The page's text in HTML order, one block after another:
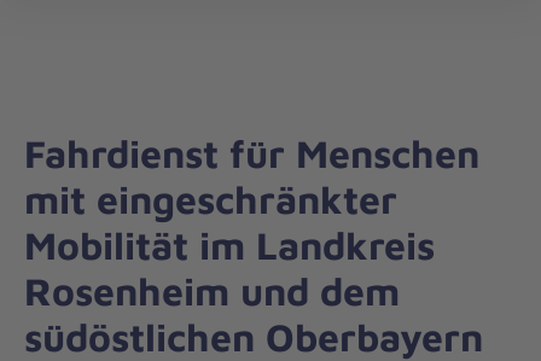
Fahrdienst für Menschen
mit eingeschränkter
Mobilität im Landkreis
Rosenheim und dem
südöstlichen Oberbayern